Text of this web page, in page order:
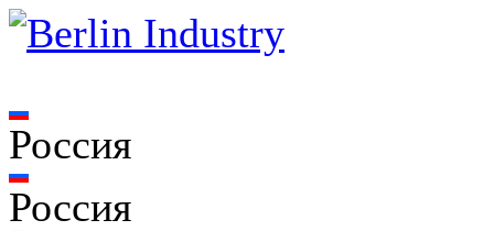
Россия
Россия